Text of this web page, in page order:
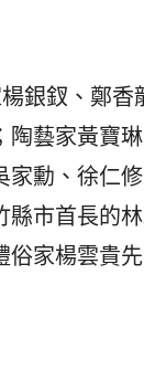
銀釵、鄭香
藝家黃寶
勳、徐仁
市首長的
家楊雲貴